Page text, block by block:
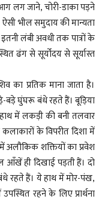
लग जाने, चोरी-डाका पड़ने
भील समुदाय की मान्यता
लंबी अवधी तक पात्रों के
ढंग से सूर्योदय से सूर्यास्त
का प्रतिक माना जाता है।
बड़े घुंघरू बंधे रहते हैं। बूड़िया
में लकड़ी की बनी तलवार
के विपरीत दिशा में
अलौकिक शक्तियों का प्रवेश
आँखें ही दिखाई पड़ती हैं। दो
रहते हैं। ये हाथ में मोर-पंख,
रहने के लिए प्रार्थना